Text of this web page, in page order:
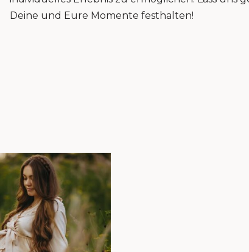
Deine und Eure Momente festhalten!